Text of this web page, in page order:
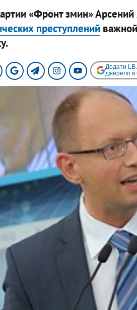
«Фронт змин»
преступленийважной
Додати
джерело в